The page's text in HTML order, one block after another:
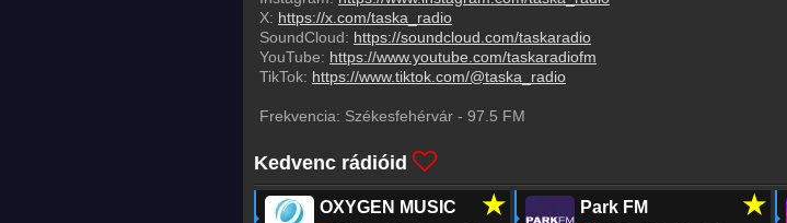
X: https://x.com/taska_radio
SoundCloud: https://soundcloud.com/taskaradio
YouTube: https://www.youtube.com/taskaradiofm
TikTok: https://www.tiktok.com/@taska_radio
Frekvencia: Székesfehérvár - 97.5 FM
Kedvenc rádióid
OXYGEN MUSIC ★ Park FM ★